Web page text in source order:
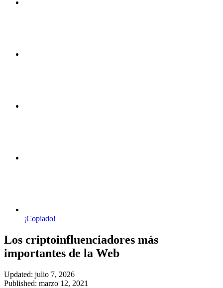
¡Copiado!
Los criptoinfluenciadores más
importantes de la Web
Updated: julio 7, 2026
Published: marzo 12, 2021